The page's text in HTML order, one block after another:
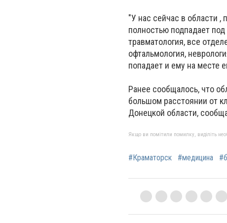
"У нас сейчас в области ,
полностью подпадает
травматология, все
офтальмология,
попадает и ему на месте
Ранее сообщалось, что
большом расстоянии от
Донецкой области,
Якщо ви помітили помилку, виділіть
#Краматорск #медицина